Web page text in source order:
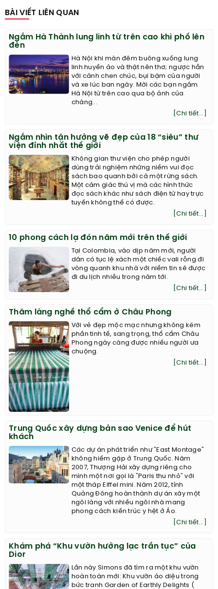
BÀI VIẾT LIÊN QUAN
Ngắm Hà Thành lung linh từ trên cao khi phố lên
đèn
Hà Nội khi màn đêm buông xuống lung
linh huyền ảo và thật nên thơ; ngược hẳn
với cảnh chen chúc, bụi bặm của người
và xe lúc ban ngày. Mời các bạn ngắm
Hà Nội từ trên cao qua bộ ảnh của
chàng...
[Chi tiết...]
Ngắm nhìn tận hưởng vẽ đẹp của 18 “siêu” thư
viện đỉnh nhất thế giới
Không gian thư viện cho phép người
dùng trải nghiệm những niềm vui đọc
sách bao quanh bởi cả một rừng sách.
Một cảm giác thú vị mà các hình thức
đọc sách khác như sách điện tử hay trực
tuyến không thế có được.
[Chi tiết...]
10 phong cách lạ đón năm mới trên thế giới
Tại Colombia, vào dịp năm mới, người
dân có tục lệ xách một chiếc vali rỗng đi
vòng quanh khu nhà với niềm tin sẽ được
đi du lịch nhiều trong năm tới.
[Chi tiết...]
Thăm làng nghề thổ cẩm ở Châu Phong
Với vẻ đẹp mộc mạc nhưng không kém
phần tinh tế, sang trọng, thổ cẩm Châu
Phong ngày càng được nhiều người ưa
chuộng.
[Chi tiết...]
Trung Quốc xây dựng bản sao Venice để hút
khách
Các dự án phát triển như "East Montage"
không hiếm gặp ở Trung Quốc. Năm
2007, Thượng Hải xây dựng riêng cho
mình một nơi gọi là "Paris thu nhỏ" với
một tháp Eiffel mini. Năm 2012, tỉnh
Quảng Đông hoàn thành dự án xây một
ngôi làng với nhiều ngôi nhà mang
phong cách kiến trúc y hệt ở Áo.
[Chi tiết...]
Khám phá “Khu vườn hưởng lạc trần tục” của
Dior
Lần này Simons đã tìm ra một khu vườn
hoàn toàn mới: Khu vườn ảo diệu trong
bức tranh Garden of Earthly Delights (